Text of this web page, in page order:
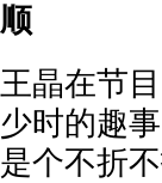
顺‌
王晶在节
少时的趣
是个不折